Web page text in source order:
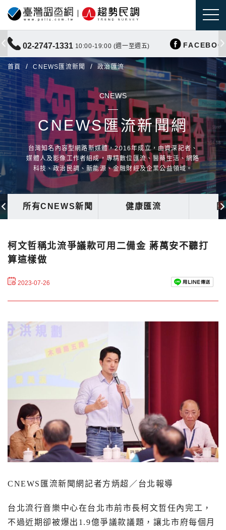
02-2747-1331 10:00-19:00 (週一至週五)
首頁 CNEWS匯流新聞 政治匯流
CNEWS
CNEWS匯流新聞網
台灣知名內容型網路新媒體，2016年成立，由資深記者、
媒體人及影像工作者組成，專精數位匯流、醫藥生活、網路
科技、政治民調、新能源、金融財經及企業公益領域。
所有CNEWS新聞 健康匯流
柯文哲稱北流爭議款可用二備金 蔣萬安不聽打
算這樣做
2023-07-26
CNEWS 匯流新聞網記者方炳超／台北報導
台北流行音樂中心在台北市前市長柯文哲任內完工，
不過近期卻被爆出 1.9億爭議款議題，讓北市府每個月